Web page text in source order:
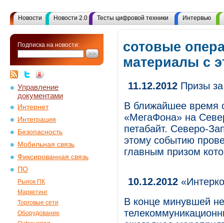
Новости Новости 2.0 Тесты цифровой техники Интервью
Подписка на новости:
Управление
документами
Интернет
Интеграция
Безопасность
Мобильная связь
Фиксированная связь
ПО
Рынок ПК
Маркетинг
Торговые сети
Оборудование
сотовые
материалы с
11.12.2012 Призы
В ближайшее время
«МегаФона» на
петабайт. Северо-
этому событию
главным призом
10.12.2012
В конце минувшей